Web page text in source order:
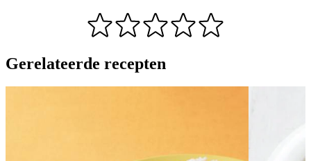
Gerelateerde recepten